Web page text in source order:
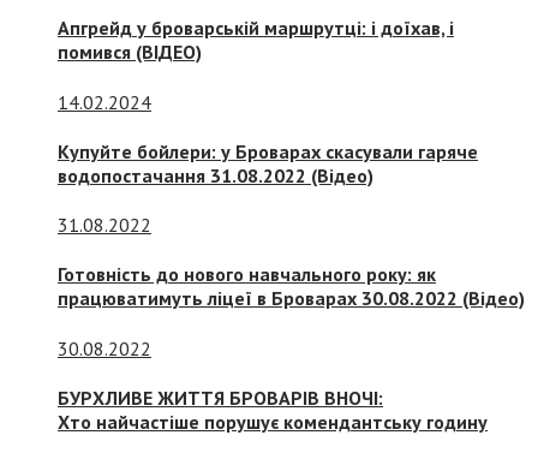
Апгрейд у броварській маршрутці: і доїхав, і
помився (ВІДЕО)
14.02.2024
Купуйте бойлери: у Броварах скасували гаряче
водопостачання 31.08.2022 (Відео)
31.08.2022
Готовність до нового навчального року: як
працюватимуть ліцеї в Броварах 30.08.2022 (Відео)
30.08.2022
БУРХЛИВЕ ЖИТТЯ БРОВАРІВ ВНОЧІ:
Хто найчастіше порушує комендантську годину